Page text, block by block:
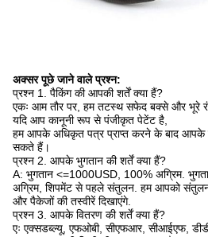
अक्सर पूछे जाने वाले प्रश्न:
प्रश्न 1. पैकिंग की आपकी शर्तें क्या हैं?
एकः आम तौर पर, हम तटस्थ सफेद बक्से और भूरे रंग
यदि आप कानूनी रूप से पंजीकृत पेटेंट है,
हम आपके अधिकृत पत्र प्राप्त करने के बाद आपके
सकते हैं।
प्रश्न 2. आपके भुगतान की शर्तें क्या हैं?
A: भुगतान <=1000USD, 100% अग्रिम.
अग्रिम, शिपमेंट से पहले संतुलन. हम आपको संतुलन
और पैकेजों की तस्वीरें दिखाएंगे.
प्रश्न 3. आपके वितरण की शर्तें क्या हैं?
एः एक्सडब्ल्यू, एफओबी, सीएफआर, सीआईएफ,